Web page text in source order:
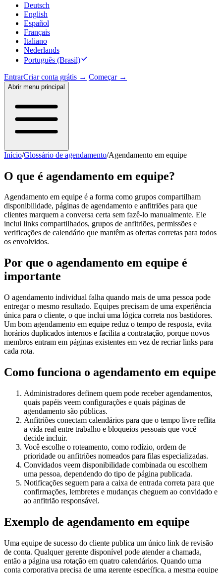
Deutsch
English
Español
Français
Italiano
Nederlands
Português (Brasil)
EntrarCriar conta grátis → Começar →
Abrir menu principal
Início/Glossário de agendamento/Agendamento em equipe
O que é agendamento em equipe?
Agendamento em equipe é a forma como grupos compartilham
disponibilidade, páginas de agendamento e anfitriões para que
clientes marquem a conversa certa sem fazê-lo manualmente. Ele
inclui links compartilhados, grupos de anfitriões, permissões e
verificações de calendário que mantêm as ofertas corretas para todos
os envolvidos.
Por que o agendamento em equipe é
importante
O agendamento individual falha quando mais de uma pessoa pode
entregar o mesmo resultado. Equipes precisam de uma experiência
única para o cliente, o que inclui uma lógica correta nos bastidores.
Um bom agendamento em equipe reduz o tempo de resposta, evita
horários duplicados internos e facilita a contratação, porque novos
membros entram em páginas existentes em vez de recriar links para
cada rota.
Como funciona o agendamento em equipe
Administradores definem quem pode receber agendamentos,
quais papéis veem configurações e quais páginas de
agendamento são públicas.
Anfitriões conectam calendários para que o tempo livre reflita
a vida real entre trabalho e bloqueios pessoais que você
decide incluir.
Você escolhe o roteamento, como rodízio, ordem de
prioridade ou anfitriões nomeados para filas especializadas.
Convidados veem disponibilidade combinada ou escolhem
uma pessoa, dependendo do tipo de página publicada.
Notificações seguem para a caixa de entrada correta para que
confirmações, lembretes e mudanças cheguem ao convidado e
ao anfitrião responsável.
Exemplo de agendamento em equipe
Uma equipe de sucesso do cliente publica um único link de revisão
de conta. Qualquer gerente disponível pode atender a chamada,
então a página usa rotação em quatro calendários. Quando uma
conta corporativa precisa de uma gerente específica, a mesma equipe